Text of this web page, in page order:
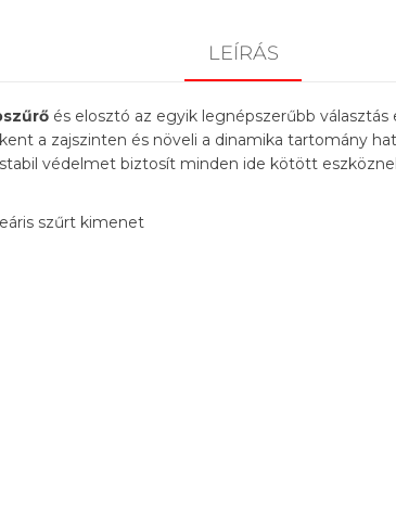
LEÍRÁS
és elosztó az egyik legnépszerűbb
a zajszinten és növeli a dinamika tartomány
védelmet biztosít minden ide kötött
szűrt kimenet